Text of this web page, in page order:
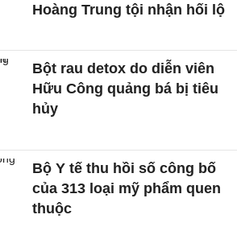
Hoàng Trung tội nhận hối lộ
Bột rau detox do diễn viên
Hữu Công quảng bá bị tiêu
hủy
Bộ Y tế thu hồi số công bố
của 313 loại mỹ phẩm quen
thuộc